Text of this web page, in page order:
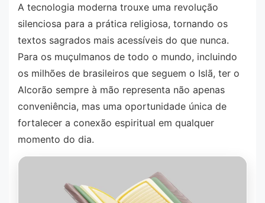
A tecnologia moderna trouxe uma revolução
silenciosa para a prática religiosa, tornando os
textos sagrados mais acessíveis do que nunca.
Para os muçulmanos de todo o mundo, incluindo
os milhões de brasileiros que seguem o Islã, ter o
Alcorão sempre à mão representa não apenas
conveniência, mas uma oportunidade única de
fortalecer a conexão espiritual em qualquer
momento do dia.